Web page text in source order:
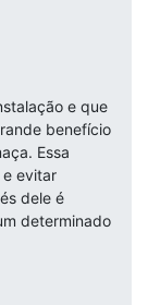
e que
benefício
Essa
evitar
dele é
determinado